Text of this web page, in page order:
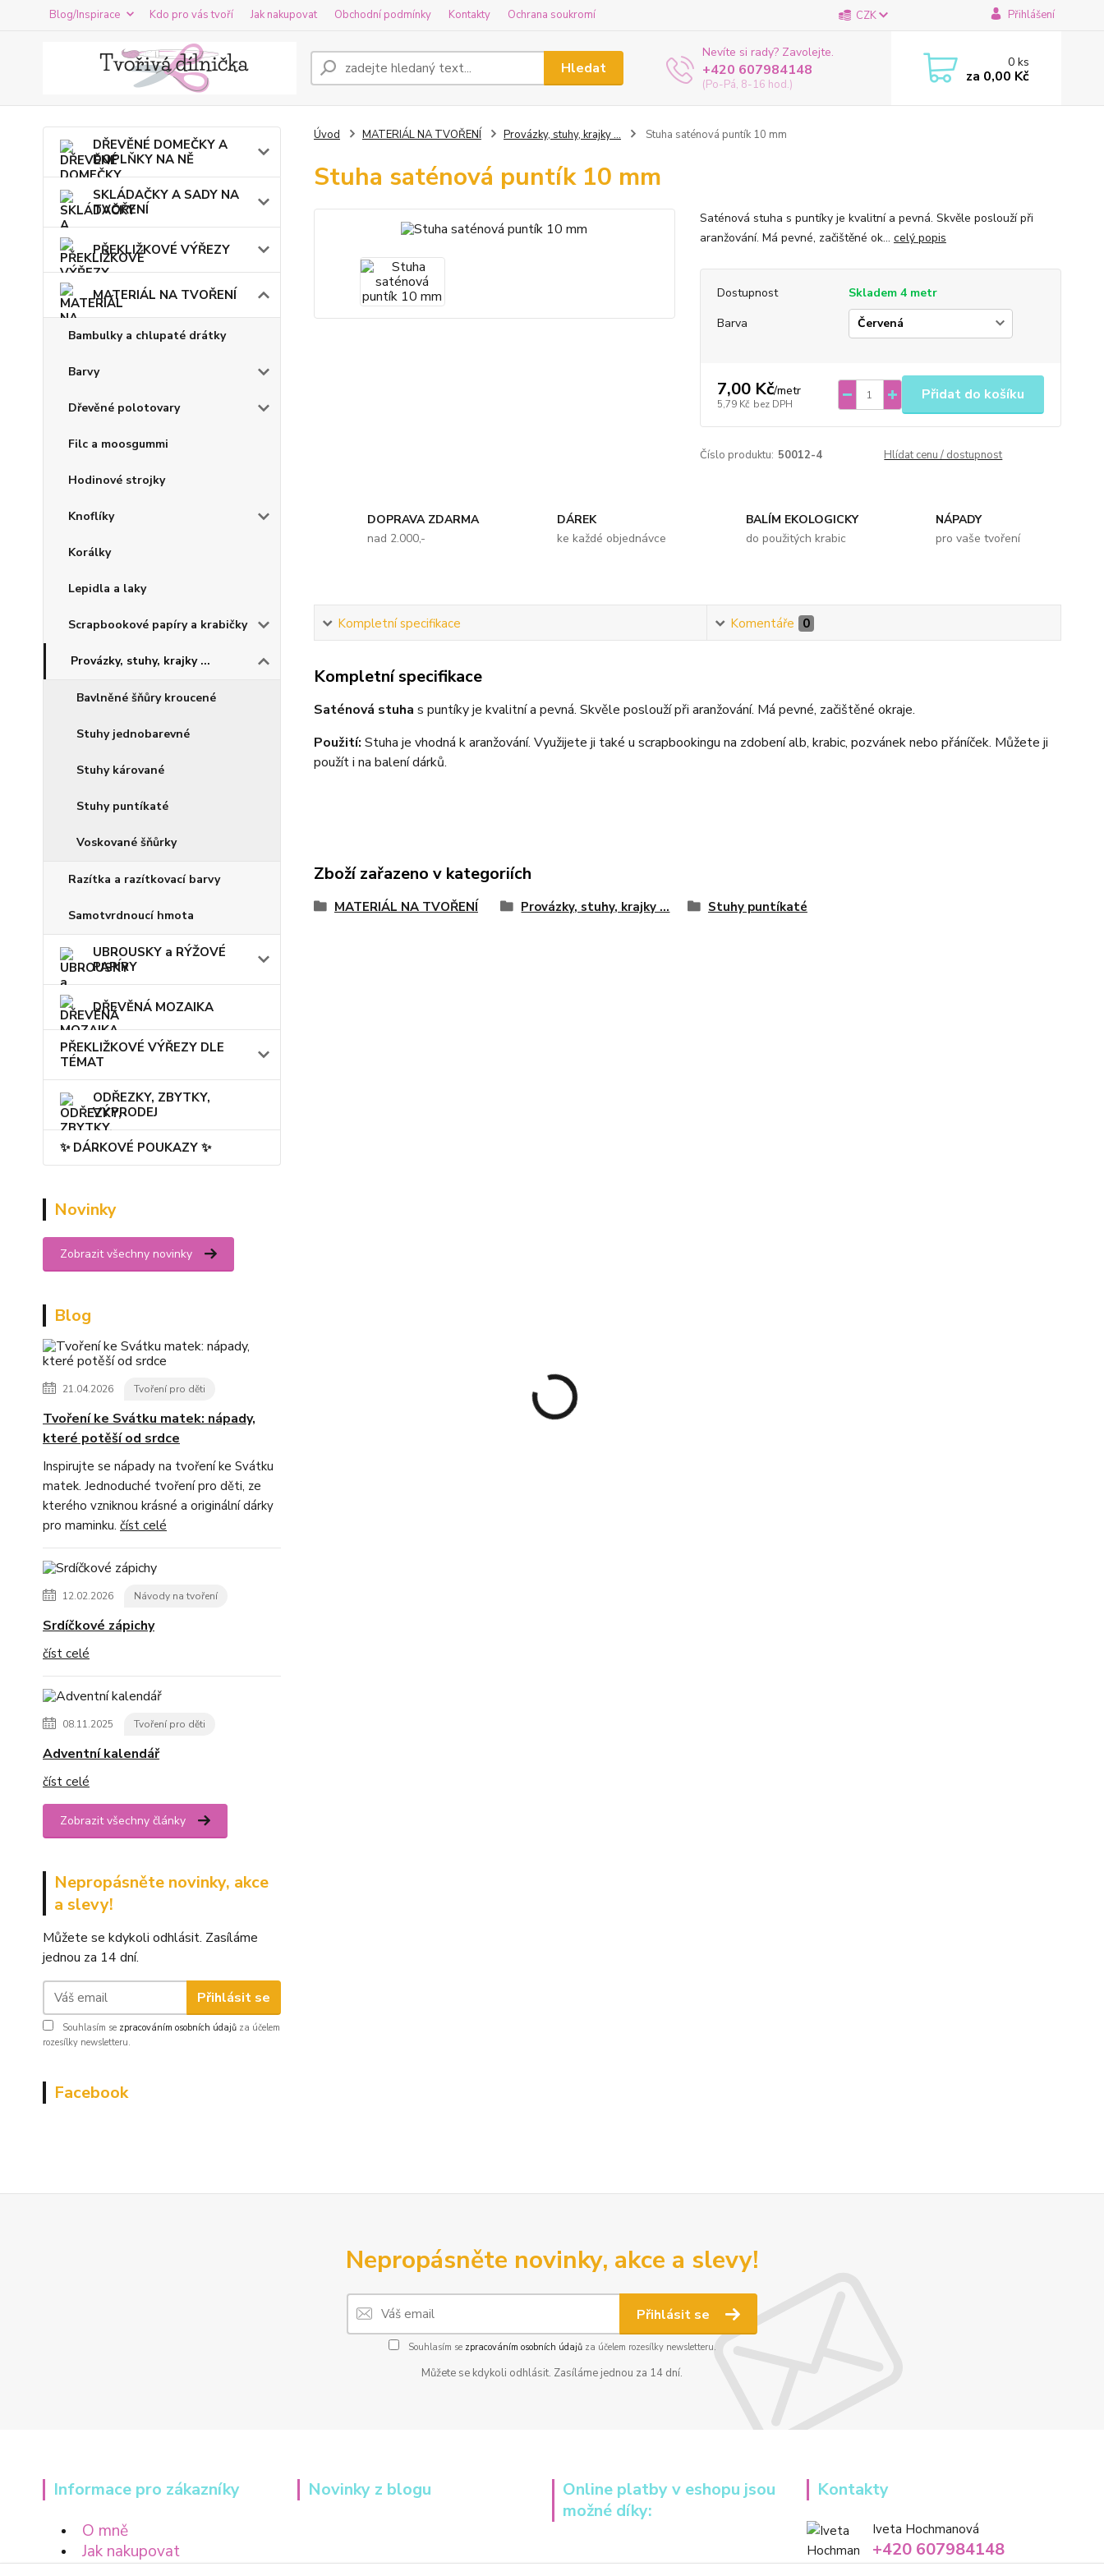
Blog/Inspirace Kdo pro vás tvoří Jak nakupovat Obchodní podmínky Kontakty Ochrana soukromí CZK Přihlášení
Hledat
Nevíte si rady? Zavolejte.
+420 607984148
(Po-Pá, 8-16 hod.)
0ks
za 0,00 Kč
DŘEVĚNÉ DOMEČKY A
DOPLŇKY NA NĚ
SKLÁDAČKY A SADY NA
TVOŘENÍ
PŘEKLIŽKOVÉ VÝŘEZY
MATERIÁL NA TVOŘENÍ
Bambulky a chlupaté drátky
Barvy
Dřevěné polotovary
Filc a moosgummi
Hodinové strojky
Knoflíky
Korálky
Lepidla a laky
Scrapbookové papíry a krabičky
Provázky, stuhy, krajky ...
Bavlněné šňůry kroucené
Stuhy jednobarevné
Stuhy kárované
Stuhy puntíkaté
Voskované šňůrky
Razítka a razítkovací barvy
Samotvrdnoucí hmota
UBROUSKY a RÝŽOVÉ
PAPÍRY
DŘEVĚNÁ MOZAIKA
PŘEKLIŽKOVÉ VÝŘEZY DLE
TÉMAT
ODŘEZKY, ZBYTKY,
VÝPRODEJ
✨ DÁRKOVÉ POUKAZY ✨
Novinky
Zobrazit všechny novinky
Blog
21.04.2026 Tvoření pro děti
Tvoření ke Svátku matek: nápady,
které potěší od srdce
Inspirujte se nápady na tvoření ke Svátku
matek. Jednoduché tvoření pro děti, ze
kterého vzniknou krásné a originální dárky
pro maminku. číst celé
12.02.2026 Návody na tvoření
Srdíčkové zápichy
číst celé
08.11.2025 Tvoření pro děti
Adventní kalendář
číst celé
Zobrazit všechny články
Nepropásněte novinky, akce
a slevy!
Můžete se kdykoli odhlásit. Zasíláme
jednou za 14 dní.
Přihlásit se
Souhlasím se zpracováním osobních údajů za účelem
rozesílky newsletteru.
Facebook
Úvod MATERIÁL NA TVOŘENÍ Provázky, stuhy, krajky ... Stuha saténová puntík 10 mm
Stuha saténová puntík 10 mm
Saténová stuha s puntíky je kvalitní a pevná. Skvěle poslouží při
aranžování. Má pevné, začištěné ok... celý popis
Dostupnost
Skladem 4 metr
Barva
7,00 Kč/metr
5,79 Kč bez DPH
Přidat do košíku
Číslo produktu: 50012-4 Hlídat cenu / dostupnost
DOPRAVA ZDARMA
nad 2.000,-
DÁREK
ke každé objednávce
BALÍM EKOLOGICKY
do použitých krabic
NÁPADY
pro vaše tvoření
Kompletní specifikace Komentáře 0
Kompletní specifikace
Saténová stuha s puntíky je kvalitní a pevná. Skvěle poslouží při aranžování. Má pevné, začištěné okraje.
Použití: Stuha je vhodná k aranžování. Využijete ji také u scrapbookingu na zdobení alb, krabic, pozvánek nebo přáníček. Můžete ji
použít i na balení dárků.
Zboží zařazeno v kategoriích
MATERIÁL NA TVOŘENÍ Provázky, stuhy, krajky ... Stuhy puntíkaté
Nepropásněte novinky, akce a slevy!
Přihlásit se
Souhlasím se zpracováním osobních údajůza účelem rozesílky newsletteru.
Můžete se kdykoli odhlásit. Zasíláme jednou za 14 dní.
Informace pro zákazníky
O mně
Jak nakupovat
Novinky z blogu
Online platby v eshopu jsou
možné díky:
Kontakty
Iveta Hochmanová
+420 607984148